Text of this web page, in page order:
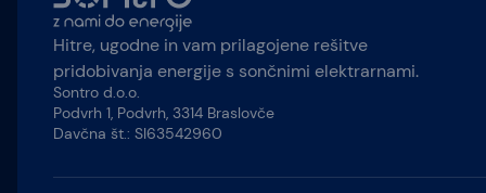
Hitre, ugodne in vam prilagojene rešitve
pridobivanja energije s sončnimi elektrarnami.
Sontro d.o.o.
Podvrh 1, Podvrh, 3314 Braslovče
Davčna št.: SI63542960